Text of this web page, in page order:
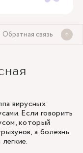
Обратная связь
вирусных
Если говорить
который
а болезнь